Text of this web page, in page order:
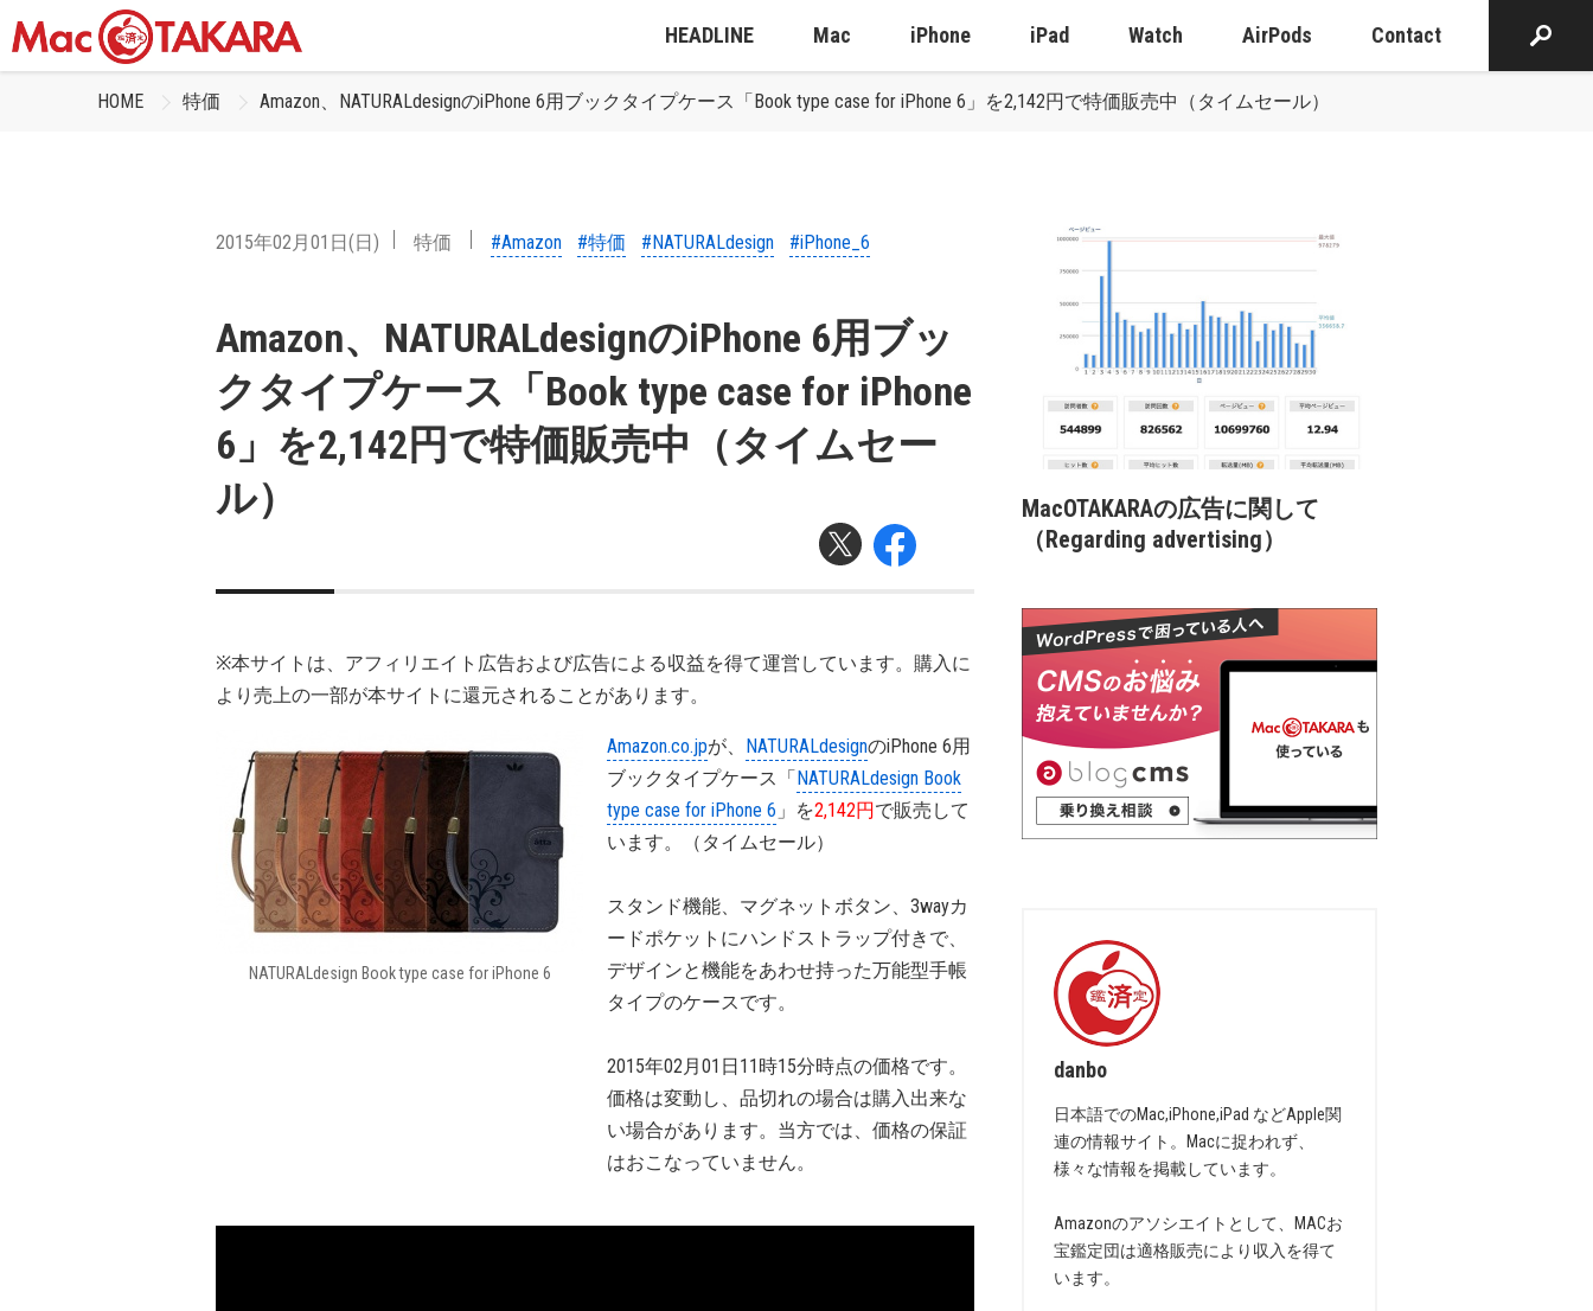
HEADLINE Mac iPhone iPad Watch AirPods Contact
HOME 特価 Amazon、NATURALdesignのiPhone 6用ブックタイプケース「Book type case for iPhone 6」を2,142円で特価販売中（タイムセール）
2015年02月01日(日) 特価 #Amazon #特価 #NATURALdesign #iPhone_6
Amazon、NATURALdesignのiPhone 6用ブッ
クタイプケース「Book type case for iPhone
6」を2,142円で特価販売中（タイムセー
ル）
※本サイトは、アフィリエイト広告および広告による収益を得て運営しています。購入に
より売上の一部が本サイトに還元されることがあります。
NATURALdesign Book type case for iPhone 6
Amazon.co.jpが、 NATURALdesignのiPhone 6用
ブックタイプケース「NATURALdesign Book
type case for iPhone 6 」を2,142円で販売して
います。（タイムセール）
スタンド機能、マグネットボタン、3wayカ
ードポケットにハンドストラップ付きで、
デザインと機能をあわせ持った万能型手帳
タイプのケースです。
2015年02月01日11時15分時点の価格です。
価格は変動し、品切れの場合は購入出来な
い場合があります。当方では、価格の保証
はおこなっていません。
MacOTAKARAの広告に関して
（Regarding advertising）
danbo
日本語でのMac,iPhone,iPad などApple関
連の情報サイト。Macに捉われず、
様々な情報を掲載しています。
Amazonのアソシエイトとして、MACお
宝鑑定団は適格販売により収入を得て
います。